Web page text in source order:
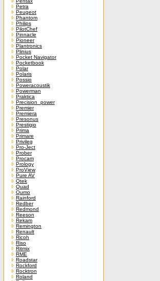
Petra
Peugeot
Phantom
Philips
PilotChef
Pinnacle
Pioneer
Plantronics
Plinius
Pocket Navigator
Pocketbook
Polar
Polaris
Possio
Poweracoustik
Powerman
Praktica
Precision_power
Premier
Premiera
Presonus
Prestigio
Prima
Primare
Privileg
Pro-Ject
Prober
Procam
Prology
ProView
Pure AV
Qtek
Quad
Qumo
Rainford
Redber
Redmond
Reeson
Rekam
Remington
Renault
Ricoh
Riso
Ritmix
RME
Roadstar
Rockford
Rocktron
Roland